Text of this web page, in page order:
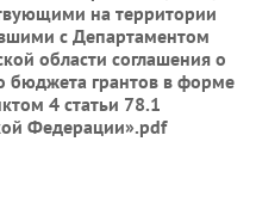
на территории
с Департаментом
области соглашения о
бюджета грантов в форме
4 статьи 78.1
Федерации».pdf